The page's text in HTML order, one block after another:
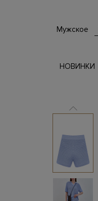
Мужское
НОВИНКИ